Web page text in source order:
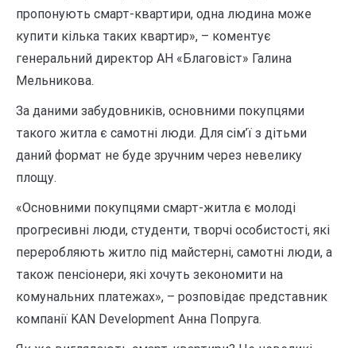
пропонують смарт-квартири, одна людина може
купити кілька таких квартир», – коментує
генеральний директор АН «Благовіст» Галина
Мельникова.
За даними забудовників, основними покупцями
такого житла є самотні люди. Для сім’ї з дітьми
даний формат не буде зручним через невелику
площу.
«Основними покупцями смарт-житла є молоді
прогресивні люди, студенти, творчі особистості, які
переробляють житло під майстерні, самотні люди, а
також пенсіонери, які хочуть зекономити на
комунальних платежах», – розповідає представник
компанії KAN Development Анна Попруга.